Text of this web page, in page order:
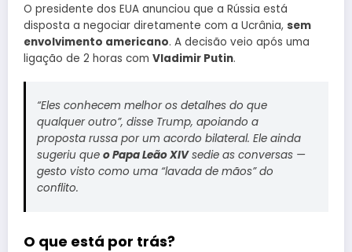
O presidente dos EUA anunciou que a Rússia está
disposta a negociar diretamente com a Ucrânia, sem
envolvimento americano. A decisão veio após uma
ligação de 2 horas com Vladimir Putin.
“Eles conhecem melhor os detalhes do que
qualquer outro”, disse Trump, apoiando a
proposta russa por um acordo bilateral. Ele ainda
sugeriu que o Papa Leão XIVsedie as conversas —
gesto visto como uma “lavada de mãos” do
conflito.
O que está por trás?